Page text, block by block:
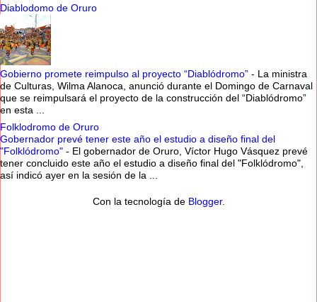
Diablodomo de Oruro
Gobierno promete reimpulso al proyecto “Diablódromo” - La ministra
de Culturas, Wilma Alanoca, anunció durante el Domingo de Carnaval
que se reimpulsará el proyecto de la construcción del “Diablódromo”
en esta ...
Folklodromo de Oruro
Gobernador prevé tener este año el estudio a diseño final del
"Folklódromo" - El gobernador de Oruro, Víctor Hugo Vásquez prevé
tener concluido este año el estudio a diseño final del "Folklódromo",
así indicó ayer en la sesión de la ...
Con la tecnología de Blogger.